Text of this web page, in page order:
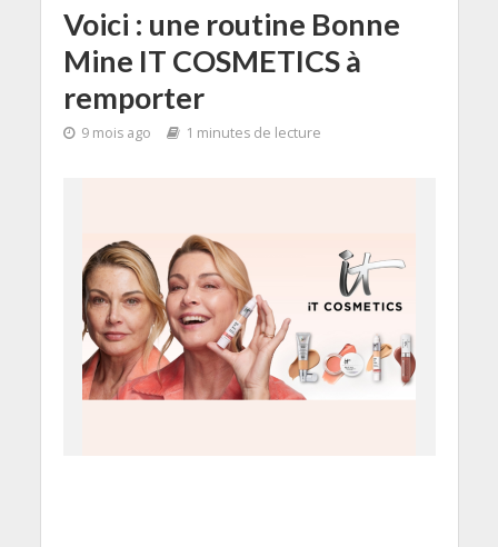
Voici : une routine Bonne
Mine IT COSMETICS à
remporter
9 mois ago 1 minutes de lecture